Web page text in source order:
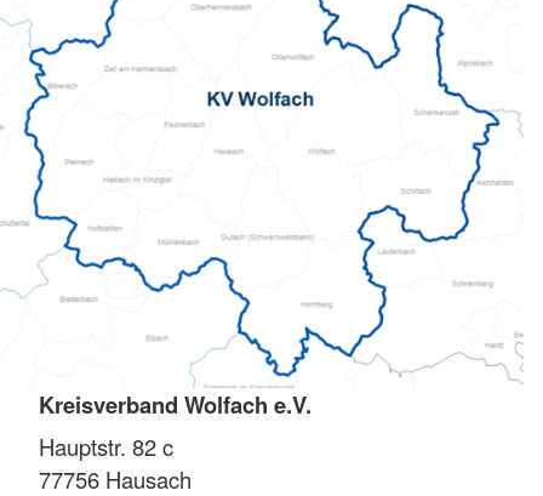
Kreisverband Wolfach e.V.
Hauptstr. 82 c
77756 Hausach